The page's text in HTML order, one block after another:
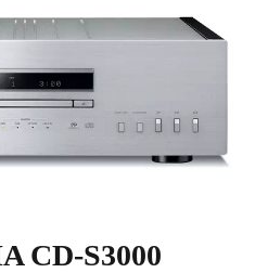
CD-S3000